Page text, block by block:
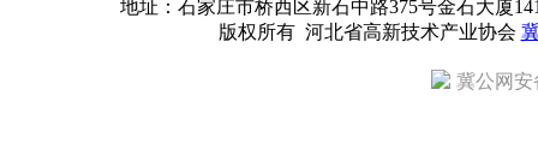
地址：石家庄市桥西区新石中路375号金石大厦
版权所有 河北省高新技术产业协会
冀公网安